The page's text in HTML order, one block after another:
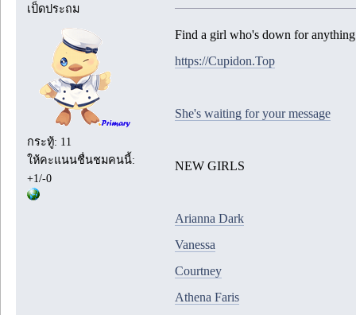
เป็ดประถม
กระทู้: 11
ให้คะแนนชื่นชมคนนี้:
+1/-0
Find a girl who's down for
https://Cupidon.Top
She's waiting for your message
NEW GIRLS
Arianna Dark
Vanessa
Courtney
Athena Faris